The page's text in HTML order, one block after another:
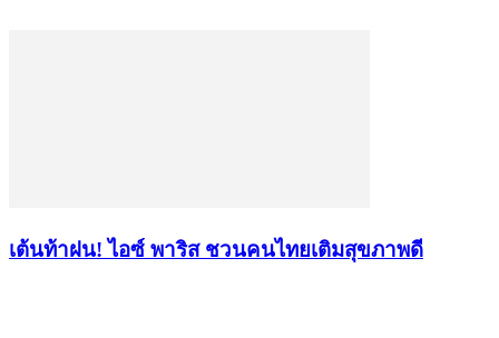
เต้นท้าฝน! ไอซ์ พาริส ชวนคนไทยเติมสุขภาพดี